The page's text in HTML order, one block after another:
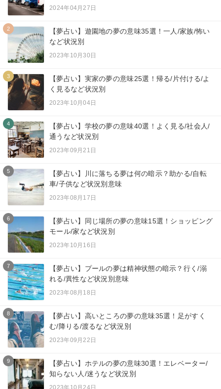
2024年04月27日
2
【夢占い】遊園地の夢の意味35選！一人/家族/怖い
など状況別
2023年10月30日
3
【夢占い】実家の夢の意味25選！帰る/片付ける/よ
く見るなど状況別
2023年10月04日
4
【夢占い】学校の夢の意味40選！よく見る/社会人/
通うなど状況別
2023年09月21日
5
【夢占い】川に落ちる夢は何の暗示？助かる/自転
車/子供など状況別意味
2023年08月17日
6
【夢占い】同じ場所の夢の意味15選！ショッピング
モール/家など状況別
2023年10月16日
7
【夢占い】プールの夢は精神状態の暗示？行く/溺
れる/異性など状況別意味
2023年08月18日
8
【夢占い】高いところの夢の意味35選！足がすく
む/降りる/渡るなど状況別
2023年09月22日
9
【夢占い】ホテルの夢の意味30選！エレベーター/
知らない人/迷うなど状況別